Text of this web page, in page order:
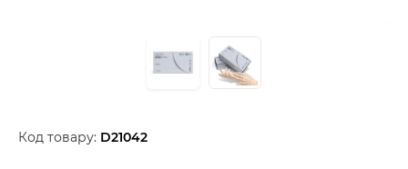
Код товару: D21042